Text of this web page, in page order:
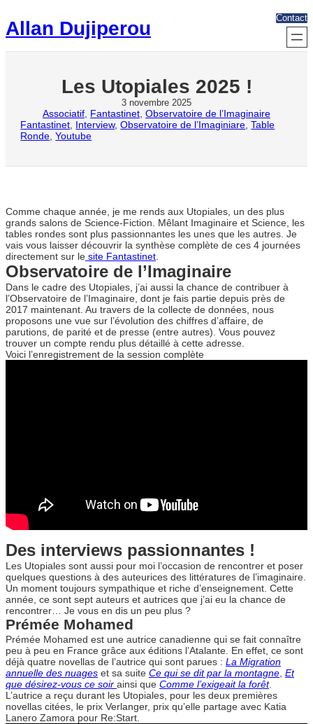
au
contenu
Allan Dujiperou Contact
Les Utopiales 2025 !
3 novembre 2025
Associatif, Fantastinet, Observatoire de l’Imaginaire
Fantastinet, Interview, Observatoire de l’Imaginiare, Table
Ronde, Youtube
Comme chaque année, je me rends aux Utopiales, un des plus
grands salons de Science-Fiction. Mêlant Imaginaire et Science, les
tables rondes sont plus passionnantes les unes que les autres. Je
vais vous laisser découvrir la synthèse complète de ces 4 journées
directement sur le site Fantastinet.
Observatoire de l’Imaginaire
Dans le cadre des Utopiales, j’ai aussi la chance de contribuer à
l’Observatoire de l’Imaginaire, dont je fais partie depuis près de
2017 maintenant. Au travers de la collecte de données, nous
proposons une vue sur l’évolution des chiffres d’affaire, de
parutions, de parité et de presse (entre autres). Vous pouvez
trouver un compte rendu plus détaillé à cette adresse.
Voici l’enregistrement de la session complète
Des interviews passionnantes !
Les Utopiales sont aussi pour moi l’occasion de rencontrer et poser
quelques questions à des auteurices des littératures de l’imaginaire.
Un moment toujours sympathique et riche d’enseignement. Cette
année, ce sont sept auteurs et autrices que j’ai eu la chance de
rencontrer… Je vous en dis un peu plus ?
Prémée Mohamed
Prémée Mohamed est une autrice canadienne qui se fait connaître
peu à peu en France grâce aux éditions l’Atalante. En effet, ce sont
déjà quatre novellas de l’autrice qui sont parues : La Migration
annuelle des nuages et sa suite Ce qui se dit par la montagne Et
que désirez-vous ce soir ainsi que Comme l’exigeait la forêt.
L’autrice a reçu durant les Utopiales, pour les deux premières
novellas citées, le prix Verlanger, prix qu’elle partage avec Katia
Lanero Zamora pour Re:Start.